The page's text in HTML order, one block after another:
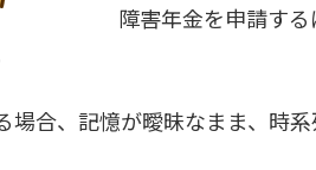
障害年金を申請す
場合、記憶が曖昧なまま、時